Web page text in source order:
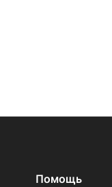
Помощь